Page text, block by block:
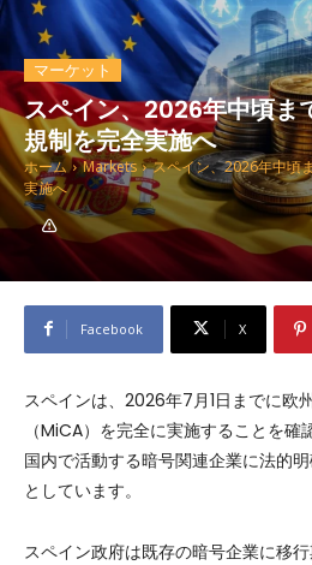
マーケット
スペイン、2026年中頃ま
規制を完全実施へ
ホーム Markets
スペイン、2026年中頃
実施へ
Facebook X
スペインは、2026年7月1日までに欧
（MiCA）を完全に実施することを確
国内で活動する暗号関連企業に法的
としています。
スペイン政府は既存の暗号企業に移